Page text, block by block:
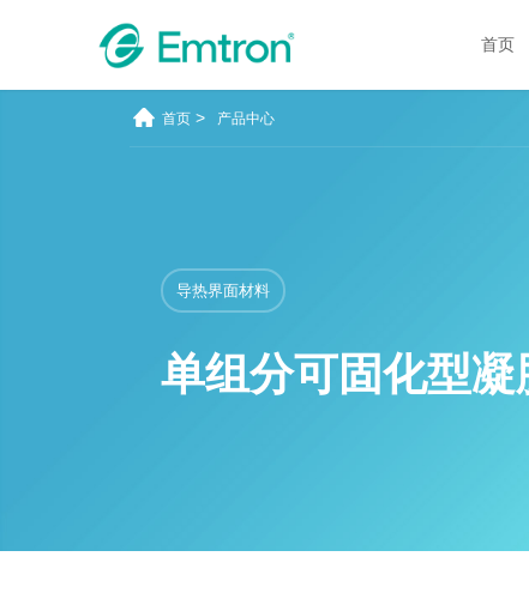
首页
首页 > 产品中心
导热界面材料
单组分可固化型凝